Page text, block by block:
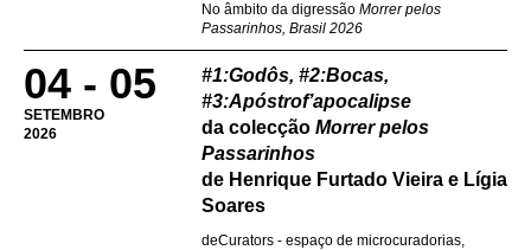
No âmbito da digressão Morrer pelos
Passarinhos, Brasil 2026
04 - 05
SETEMBRO
2026
#1:Godôs, #2:Bocas,
#3:Apóstrof’apocalipse
da colecção Morrer pelos
Passarinhos
de Henrique Furtado Vieira e Lígia
Soares
deCurators - espaço de microcuradorias,